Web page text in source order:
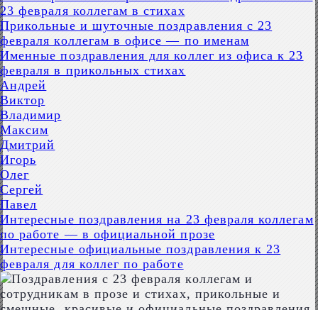
23 февраля коллегам в стихах
Прикольные и шуточные поздравления с 23
февраля коллегам в офисе — по именам
Именные поздравления для коллег из офиса к 23
февраля в прикольных стихах
Андрей
Виктор
Владимир
Максим
Дмитрий
Игорь
Олег
Сергей
Павел
Интересные поздравления на 23 февраля коллегам
по работе — в официальной прозе
Интересные официальные поздравления к 23
февраля для коллег по работе